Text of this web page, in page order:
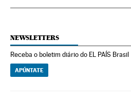
NEWSLETTERS
Receba o boletim diário do EL PAÍS Brasil
APÚNTATE